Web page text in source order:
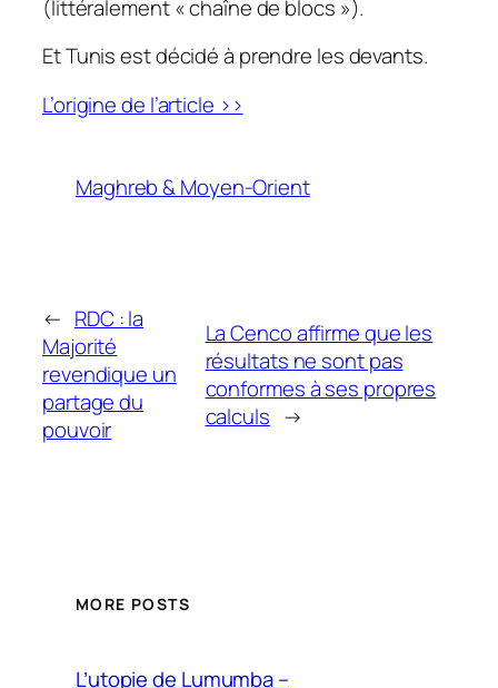
(littéralement « chaîne de blocs »).
Et Tunis est décidé à prendre les devants.
L’origine de l’article >>
Maghreb & Moyen-Orient
← RDC : la
Majorité
revendique un
partage du
pouvoir
La Cenco affirme que les
résultats ne sont pas
conformes à ses propres
calculs →
MORE POSTS
L’utopie de Lumumba –